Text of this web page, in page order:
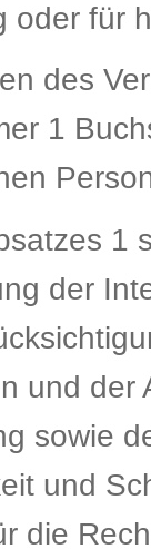
oder für
des
1
1
der
und
sowie
und
die